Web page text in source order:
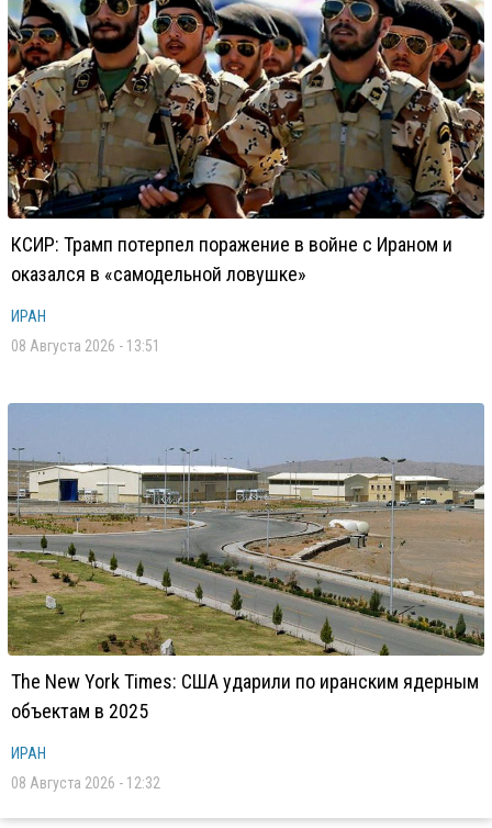
КСИР: Трамп потерпел поражение в войне с Ираном и
оказался в «самодельной ловушке»
ИРАН
08 Августа 2026 - 13:51
The New York Times: США ударили по иранским ядерным
объектам в 2025
ИРАН
08 Августа 2026 - 12:32